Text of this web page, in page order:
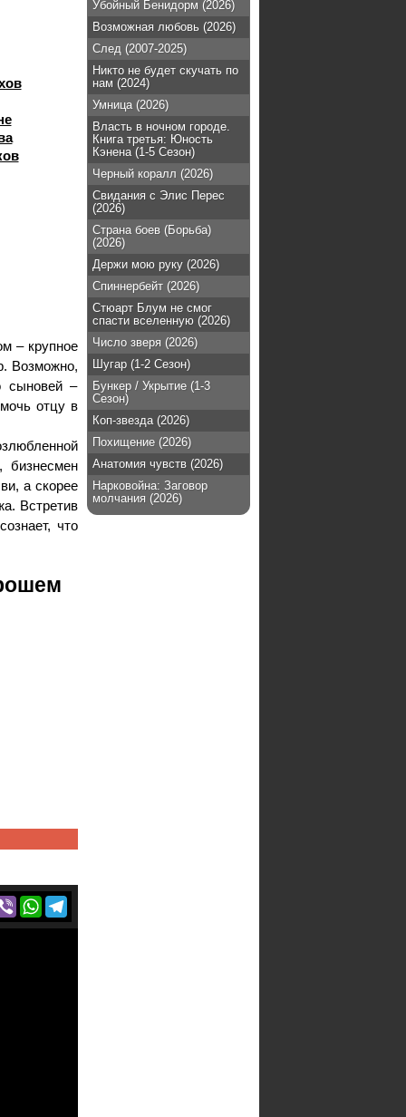
Убойный Бенидорм (2026)
Возможная любовь (2026)
След (2007-2025)
Никто не будет скучать по
нам (2024)
Умница (2026)
Власть в ночном городе.
Книга третья: Юность
Кэнена (1-5 Сезон)
Черный коралл (2026)
Свидания с Элис Перес
(2026)
Страна боев (Борьба)
(2026)
Держи мою руку (2026)
Спиннербейт (2026)
Стюарт Блум не смог
спасти вселенную (2026)
Число зверя (2026)
Шугар (1-2 Сезон)
Бункер / Укрытие (1-3
Сезон)
Коп-звезда (2026)
Похищение (2026)
Анатомия чувств (2026)
Нарковойна: Заговор
молчания (2026)
– крупное
Возможно,
сыновей –
отцу в
бизнесмен
а скорее
Встретив
что
ViberWhatsApp
Telegram